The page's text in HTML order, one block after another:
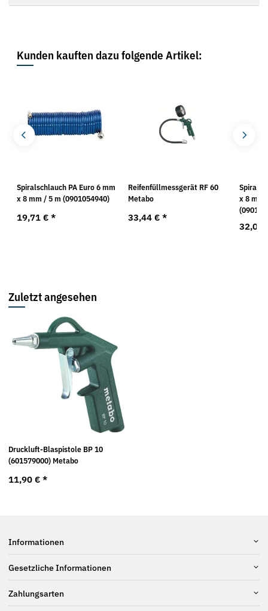
Kunden kauften dazu folgende Artikel:
Spiralschlauch PA Euro 6 mm
x 8 mm / 5 m (0901054940)
19,71 € *
Reifenfüllmessgerät RF 60
Metabo
33,44 € *
x 8 mm
32,07
Zuletzt angesehen
Druckluft-Blaspistole BP 10
(601579000) Metabo
11,90 € *
Informationen
Gesetzliche Informationen
Zahlungsarten